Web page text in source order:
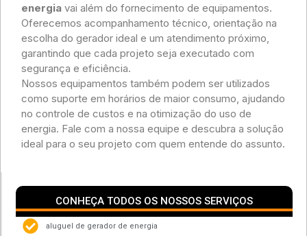
energia vai além do fornecimento de equipamentos.
Oferecemos acompanhamento técnico, orientação na
escolha do gerador ideal e um atendimento próximo,
garantindo que cada projeto seja executado com
segurança e eficiência.
Nossos equipamentos também podem ser utilizados
como suporte em horários de maior consumo, ajudando
no controle de custos e na otimização do uso de
energia. Fale com a nossa equipe e descubra a solução
ideal para o seu projeto com quem entende do assunto.
CONHEÇA TODOS OS NOSSOS SERVIÇOS
aluguel de gerador de energia